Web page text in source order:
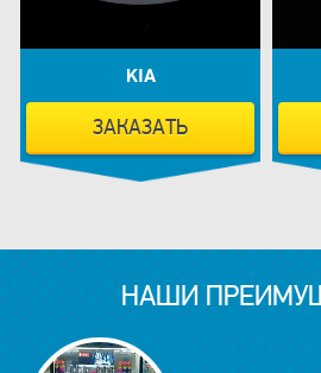
KIA
ЗАКАЗАТЬ
НАШИ